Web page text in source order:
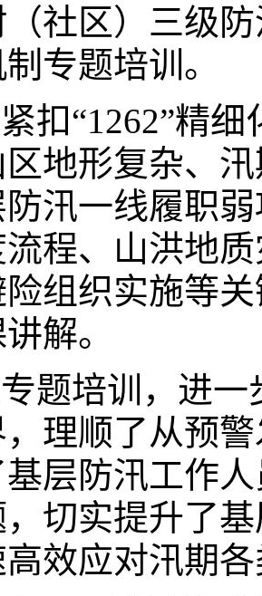
（社区）三级
专题培训。
扣“1262”精
地形复杂、
汛一线履职
程、山洪地
组织实施等
解。
题培训，进
理顺了从预
层防汛工作
，切实提升了
高效应对汛期